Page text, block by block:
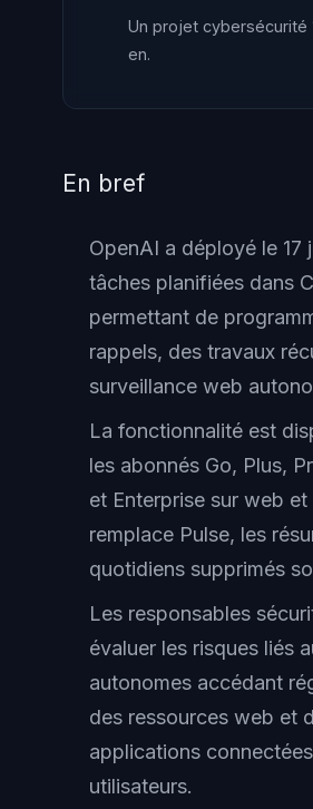
Un projet cybersécurité
en.
En bref
OpenAI a déployé le 17
tâches planifiées dans
permettant de
rappels, des travaux
surveillance web
La fonctionnalité est
les abonnés Go, Plus,
et Enterprise sur web
remplace Pulse, les
quotidiens supprimés
Les responsables
évaluer les risques liés
autonomes accédant
des ressources web et
applications
utilisateurs.